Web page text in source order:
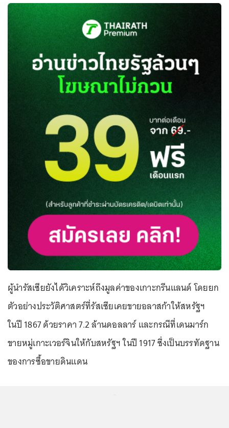
ผู้นำรัสเซียยังได้วิเคราะห์ถึงมูลค่าของเกาะกรีนแลนด์ โดยยก
ตัวอย่างประวัติศาสตร์ที่รัสเซียเคยขายอลาสก้าให้สหรัฐฯ
ในปี 1867 ด้วยราคา 7.2 ล้านดอลลาร์ และกรณีที่เดนมาร์ก
ขายหมู่เกาะเวอร์จินให้กับสหรัฐฯ ในปี 1917 ซึ่งเป็นบรรทัดฐาน
ของการซื้อขายดินแดน